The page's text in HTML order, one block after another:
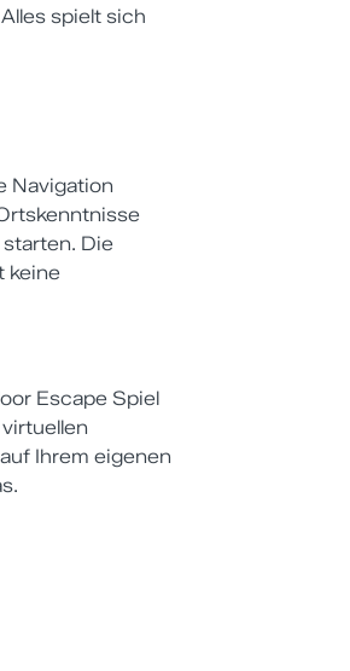
spielt sich
Navigation
Die
keine
Escape Spiel
Ihrem eigenen